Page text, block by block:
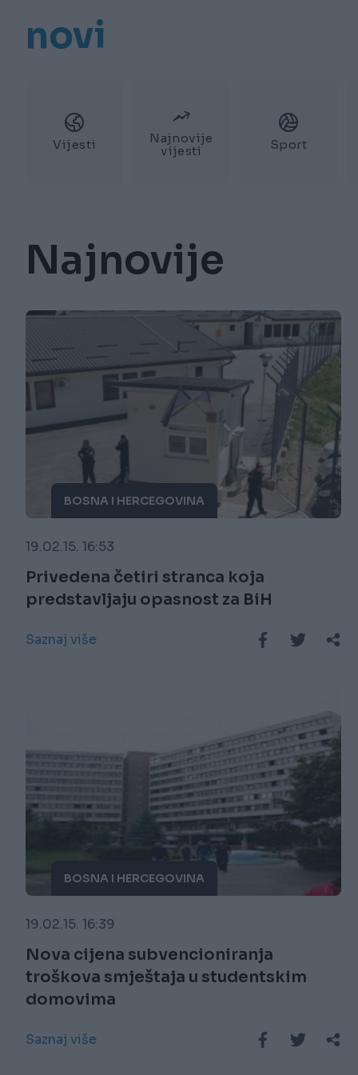
novi
Vijesti
Najnovije
vijesti
Sport
Najnovije
BOSNA I HERCEGOVINA
19.02.15. 16:53
Privedena četiri stranca koja
predstavljaju opasnost za BiH
Saznaj više
BOSNA I HERCEGOVINA
19.02.15. 16:39
Nova cijena subvencioniranja
troškova smještaja u studentskim
domovima
Saznaj više